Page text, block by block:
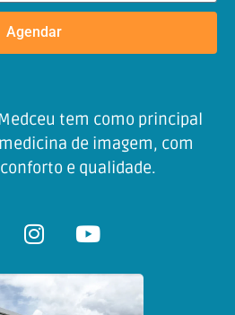
Agendar
tem como principal
de imagem, com
e qualidade.